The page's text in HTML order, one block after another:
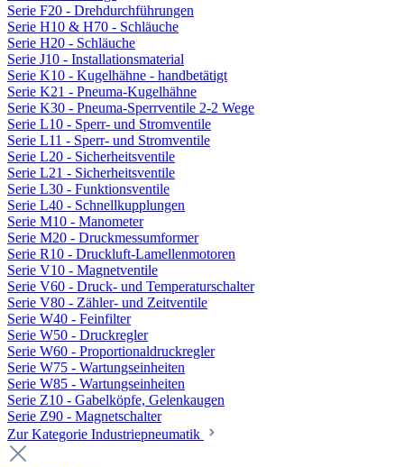
Serie F20 - Drehdurchführungen
Serie H10 & H70 - Schläuche
Serie H20 - Schläuche
Serie J10 - Installationsmaterial
Serie K10 - Kugelhähne - handbetätigt
Serie K21 - Pneuma-Kugelhähne
Serie K30 - Pneuma-Sperrventile 2-2 Wege
Serie L10 - Sperr- und Stromventile
Serie L11 - Sperr- und Stromventile
Serie L20 - Sicherheitsventile
Serie L21 - Sicherheitsventile
Serie L30 - Funktionsventile
Serie L40 - Schnellkupplungen
Serie M10 - Manometer
Serie M20 - Druckmessumformer
Serie R10 - Druckluft-Lamellenmotoren
Serie V10 - Magnetventile
Serie V60 - Druck- und Temperaturschalter
Serie V80 - Zähler- und Zeitventile
Serie W40 - Feinfilter
Serie W50 - Druckregler
Serie W60 - Proportionaldruckregler
Serie W75 - Wartungseinheiten
Serie W85 - Wartungseinheiten
Serie Z10 - Gabelköpfe, Gelenkaugen
Serie Z90 - Magnetschalter
Zur Kategorie Industriepneumatik